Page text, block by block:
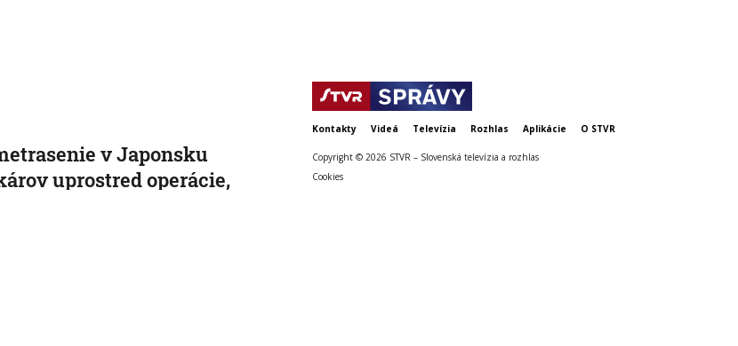
v Japonsku
uprostred operácie,
Kontakty Videá Televízia Rozhlas Aplikácie O STVR
Copyright © 2026 STVR – Slovenská televízia a rozhlas
Cookies